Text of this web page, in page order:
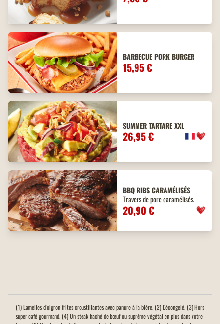
BARBECUE PORK BURGER
15,95 €
SUMMER TARTARE XXL
26,95 €
BBQRIBSCARAMÉLISÉS
Travers de porc caramélisés.
20,90 €
(1) Lamelles d'oignon frites croustillantes avec panure à la bière. (2) Décongelé. (3) Hors
super café gourmand. (4) Un steak haché de bœuf ou suprême végétal en plus dans votre